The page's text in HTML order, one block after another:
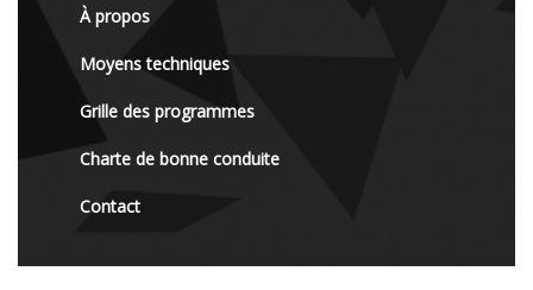
À propos
Moyens techniques
Grille des programmes
Charte de bonne conduite
Contact